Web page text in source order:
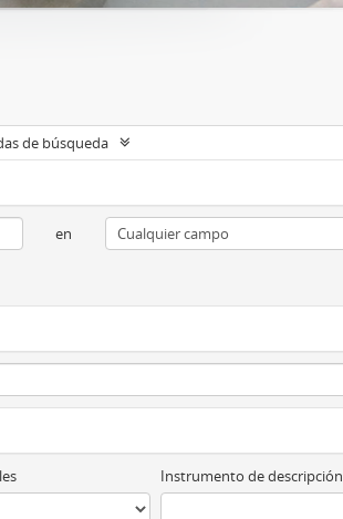
de búsqueda
en
Instrumento de descripción